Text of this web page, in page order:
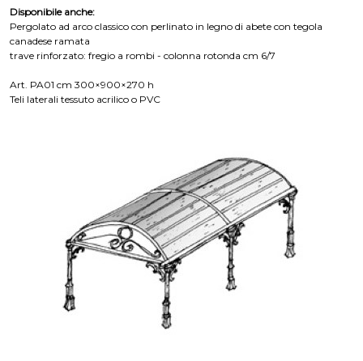
Disponibile anche:
Pergolato ad arco classico con perlinato in legno di abete con tegola
canadese ramata
trave rinforzato: fregio a rombi - colonna rotonda cm 6/7
Art. PA01 cm 300×900×270 h
Teli laterali tessuto acrilico o PVC